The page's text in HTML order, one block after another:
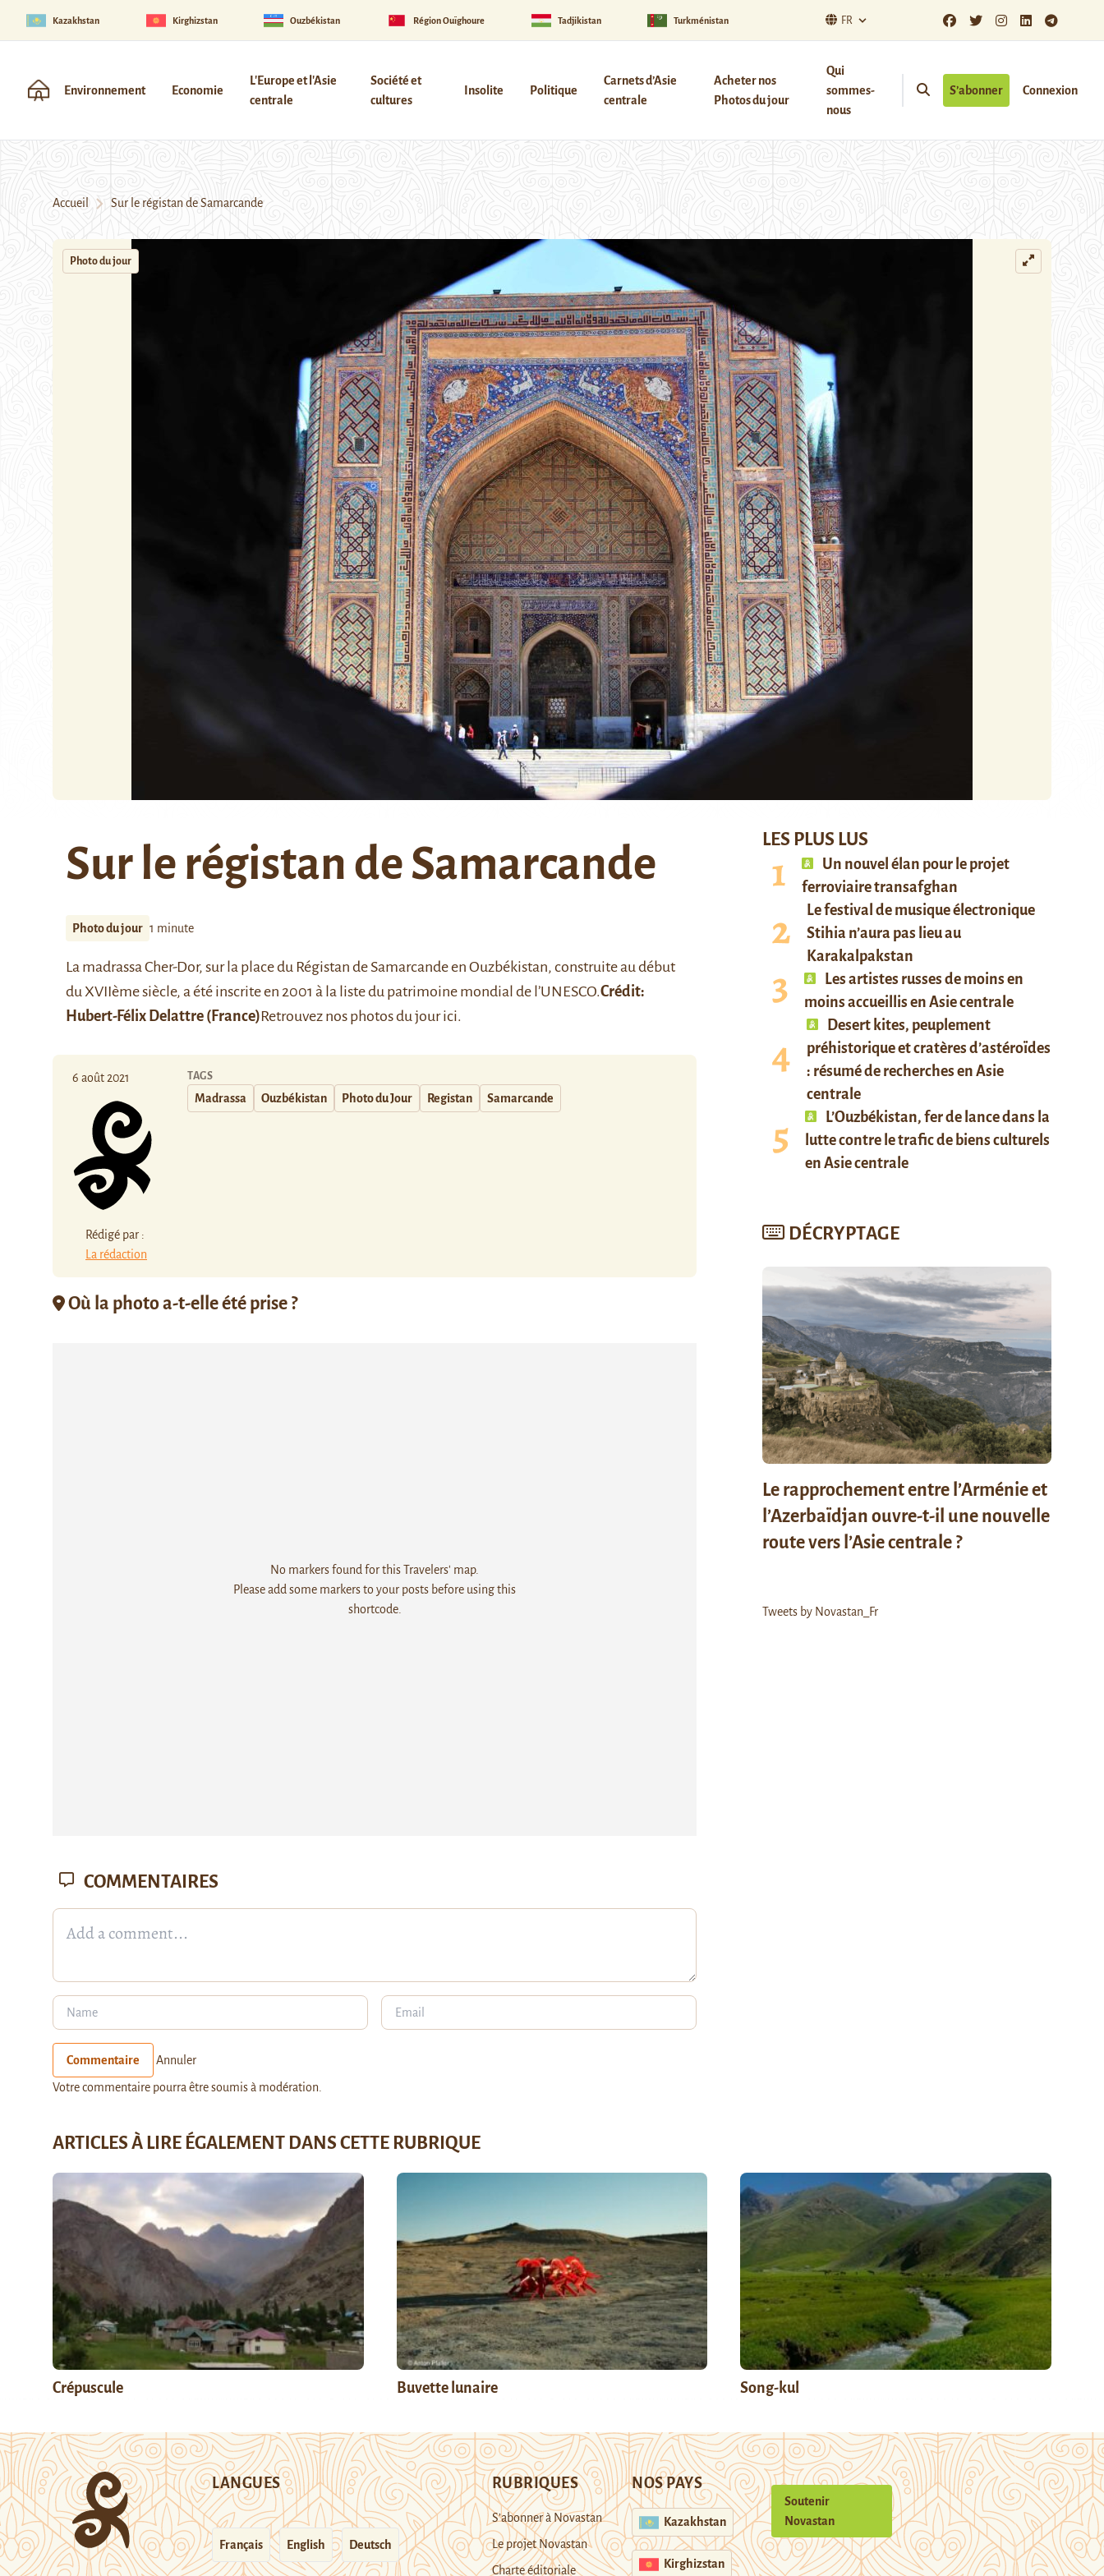
Kazakhstan Kirghizstan Ouzbékistan Région Ouïghoure Tadjikistan Turkménistan FR
Environnement Economie
L'Europe et l'Asie
centrale
Société et
cultures
Insolite Politique
Carnets d’Asie
centrale
Acheter nos
Photos du jour
Qui
sommes-
nous
S’abonner Connexion
Accueil Sur le régistan de Samarcande
Photo du jour
Sur le régistan de Samarcande
Photo du jour 1 minute
La madrassa Cher-Dor, sur la place du Régistan de Samarcandeen Ouzbékistan, construite au début
du XVIIème siècle, a été inscrite en 2001 à la liste du patrimoine mondial de l’UNESCO.Crédit:
Hubert-Félix Delattre (France)Retrouvez nos photos du jourici.
6 août 2021
Rédigé par :
La rédaction
TAGS
Madrassa Ouzbékistan Photo du Jour Registan Samarcande
Où la photo a-t-elle été prise ?
No markers found for this Travelers' map.
Please add some markers to your posts before using this
shortcode.
LES PLUS LUS
Un nouvel élan pour le projet
ferroviaire transafghan
Le festival de musique électronique
Stihia n’aura pas lieu au
Karakalpakstan
Les artistes russes de moins en
moins accueillis en Asie centrale
Desert kites, peuplement
préhistorique et cratères d’astéroïdes
: résumé de recherches en Asie
centrale
L’Ouzbékistan, fer de lance dans la
lutte contre le trafic de biens culturels
en Asie centrale
DÉCRYPTAGE
Le rapprochement entre l’Arménie et
l’Azerbaïdjan ouvre-t-il une nouvelle
route vers l’Asie centrale ?
Tweets by Novastan_Fr
COMMENTAIRES
Commentaire Annuler
Votre commentaire pourra être soumis à modération.
ARTICLES À LIRE ÉGALEMENT DANS CETTE RUBRIQUE
Crépuscule Buvette lunaire Song-kul
LANGUES
Français English Deutsch
RUBRIQUES
S’abonner à Novastan
Le projet Novastan
Charte éditoriale
NOS PAYS
Kazakhstan
Kirghizstan
Soutenir
Novastan